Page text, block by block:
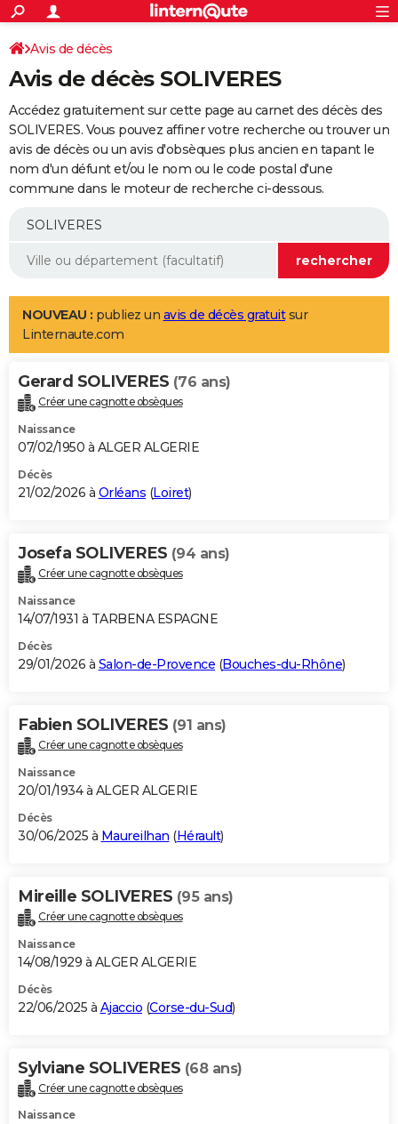
ACTUALITÉS
Politique
Société
Faits Divers
Education
Monde
Villes
+
SPORT
Coupe du monde 2026
Football
Tennis
Cyclisme
Rugby
Forum
Programme TV
TNT
Streaming
Cinéma
Sorties cinéma
Musique
+
FINANCE
Retraite
Epargne
Immobilier
Risques naturels par ville
Banque
Assurance
AUTO
Essais
Réserver un essai
Citadines
Berlines
SUV
Forum auto
+
Mobiles
Meilleur smartphone
Internet
Ordinateurs
Jeux vidéo
Guide high-tech
Aménagement intérieur
LIFESTYLE
Art de vivre
Bien-être
Loisirs
Mode
Modes de vie
Alimentation
Guide de la santé
Maladies
Médicaments
Sommeil
VOYAGE
Destinations
City break
Voyage nature
Voyage de noces
Forum
Climat
+PHOTO
GUIDES D'ACHAT
BONS PLANS
Carte de Noël
Carte Bonne année
Carte Saint-Valentin
Carte Pâques
Carte d'anniversaire
DICTIONNAIRE
Dictionnaire
Biographies
Citations
Expressions
Proverbes
PROGRAMME TV
S'inscrire
Se connecter
Lycées
Collèges
Primaires
Universités
Entreprises
Service militaire
Avis de recherche
AVIS DE DÉCÈS
Bricolage
Lifestyle
Culture
Sport
Auto
Television
Voyage
Cinema
Avis de décès
Avis de décès SOLIVERES
Accédez gratuitement sur cette page au carnet des décès des
SOLIVERES. Vous pouvez affiner votre recherche ou trouver un
avis de décès ou un avis d'obsèques plus ancien en tapant le
nom d'un défunt et/ou le nom ou le code postal d'une
commune dans le moteur de recherche ci-dessous.
NOUVEAU : publiez un avis de décès gratuitsur
Linternaute.com
Gerard SOLIVERES (76 ans)
Créer une cagnotte obsèques
Naissance
07/02/1950 à ALGER ALGERIE
Décès
21/02/2026 à Orléans (Loiret)
Josefa SOLIVERES (94 ans)
Créer une cagnotte obsèques
Naissance
14/07/1931 à TARBENA ESPAGNE
Décès
29/01/2026 à Salon-de-Provence (Bouches-du-Rhône)
Fabien SOLIVERES (91 ans)
Créer une cagnotte obsèques
Naissance
20/01/1934 à ALGER ALGERIE
Décès
30/06/2025 à Maureilhan (Hérault)
Mireille SOLIVERES (95 ans)
Créer une cagnotte obsèques
Naissance
14/08/1929 à ALGER ALGERIE
Décès
22/06/2025 à Ajaccio (Corse-du-Sud)
Sylviane SOLIVERES (68 ans)
Créer une cagnotte obsèques
Naissance